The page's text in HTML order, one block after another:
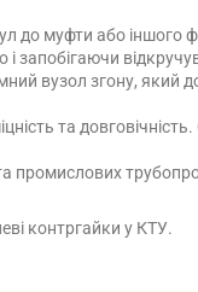
до муфти або
запобігаючи
вузол згону, який
та
контргайки у КТУ.